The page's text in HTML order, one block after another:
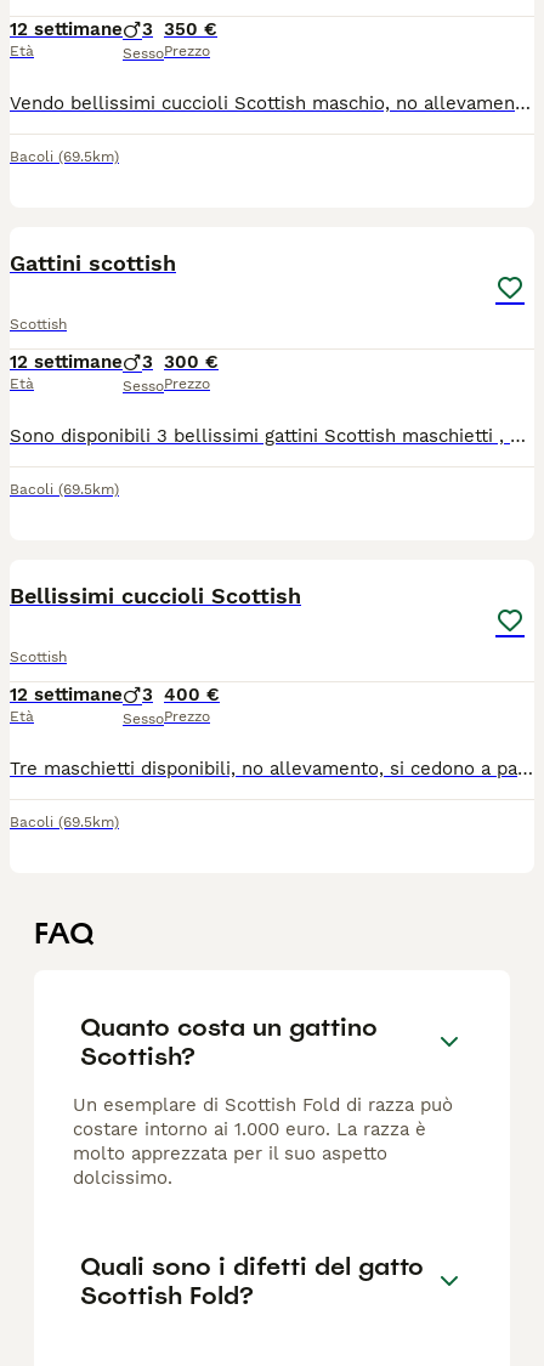
12 settimane
Età
3
Sesso
350 €
Prezzo
Vendo bellissimi cuccioli Scottish maschio, no allevamento, genitori visibili , prezzo affare , super coccoloni
Bacoli (69.5km)
Gattini scottish
Scottish
12 settimane
Età
3
Sesso
300 €
Prezzo
Sono disponibili 3 bellissimi gattini Scottish maschietti , no allevamento , genitori visibili ,si cedono a partire dal 7 luglio
Bacoli (69.5km)
Bellissimi cuccioli Scottish
Scottish
12 settimane
Età
3
Sesso
400 €
Prezzo
Tre maschietti disponibili, no allevamento, si cedono a partire dal 7 luglio , mangiano già adesso cibo umido.
Bacoli (69.5km)
FAQ
Quanto costa un gattino
Scottish?
Un esemplare di Scottish Fold di razza può
costare intorno ai 1.000 euro. La razza è
molto apprezzata per il suo aspetto
dolcissimo.
Quali sono i difetti del gatto
Scottish Fold?